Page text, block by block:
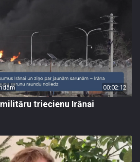
00:02:12
triecienu Irānai